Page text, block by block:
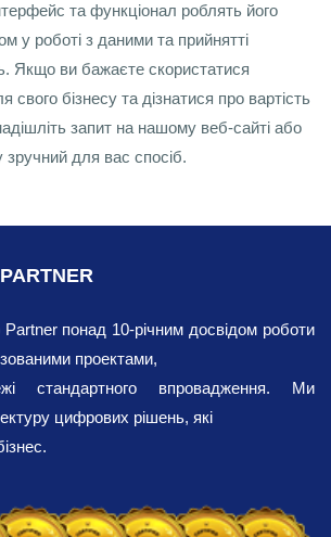
та функціонал роблять його
у роботі з даними та прийнятті
Якщо ви бажаєте скористатися
свого бізнесу та дізнатися про вартість
запит на нашому веб-сайті або
зручний для вас спосіб.
Partner понад 10-річним досвідом роботи
проектами,
стандартного впровадження. Ми
цифрових рішень, які